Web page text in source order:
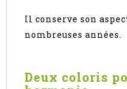
Il conserve son
nombreuses années.
Deux coloris